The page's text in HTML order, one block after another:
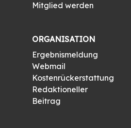
Mitglied werden
ORGANISATION
Ergebnismeldung
Webmail
Kostenrückerstattung
Redaktioneller
Beitrag